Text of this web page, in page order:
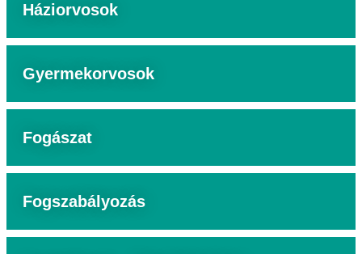
Háziorvosok
Gyermekorvosok
Fogászat
Fogszabályozás